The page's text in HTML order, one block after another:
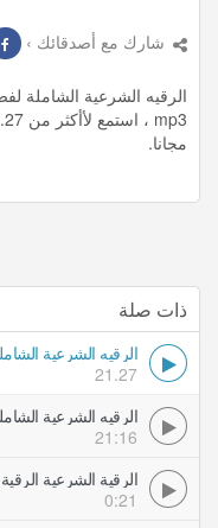
شارك مع أصدقائك ›
الرقيه الشرعية الشاملة
مجانا.
ذات صلة
الرقيه الشرعية
21.27
الرقيه الشرعية
21:16
0:21